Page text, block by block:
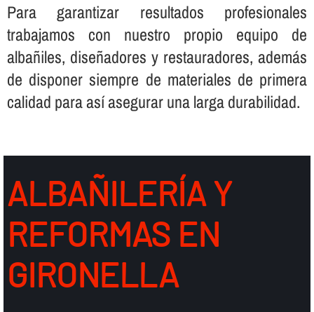
Para garantizar resultados profesionales
trabajamos con nuestro propio equipo de
albañiles, diseñadores y restauradores, además
de disponer siempre de materiales de primera
calidad para así­ asegurar una larga durabilidad.
ALBAÑILERÍ­A Y
REFORMAS EN
GIRONELLA